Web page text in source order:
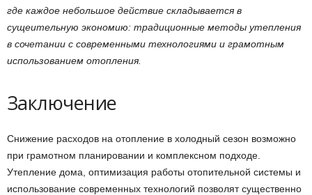
где каждое небольшое действие складывается в
сущеительную экономию: традиционные методы утепления
в сочетании с современными технологиями и грамотным
использованием отопления.
Заключение
Снижение расходов на отопление в холодный сезон возможно
при грамотном планировании и комплексном подходе.
Утепление дома, оптимизация работы отопительной системы и
использование современных технологий позволят существенно